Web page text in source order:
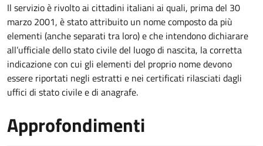
Il servizio è rivolto ai cittadini italiani ai quali, prima del 30
marzo 2001, è stato attribuito un nome composto da più
elementi (anche separati tra loro) e che intendono dichiarare
all’ufficiale dello stato civile del luogo di nascita, la corretta
indicazione con cui gli elementi del proprio nome devono
essere riportati negli estratti e nei certificati rilasciati dagli
uffici di stato civile e di anagrafe.
Approfondimenti